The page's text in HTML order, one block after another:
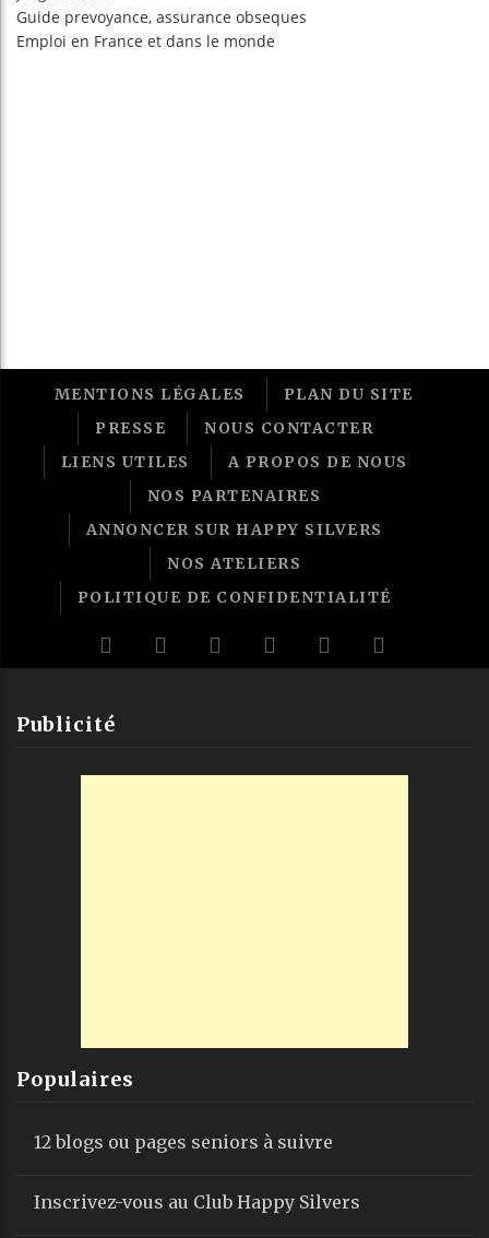
Guide prevoyance, assurance obseques
Emploi en France et dans le monde
MENTIONS LÉGALES
PLAN DU SITE
PRESSE
NOUS CONTACTER
LIENS UTILES
A PROPOS DE NOUS
NOS PARTENAIRES
ANNONCER SUR HAPPY SILVERS
NOS ATELIERS
POLITIQUE DE CONFIDENTIALITÉ
Publicité
Populaires
12 blogs ou pages seniors à suivre
Inscrivez-vous au Club Happy Silvers